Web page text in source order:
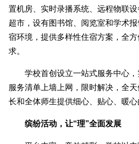
置机房、实时录播系统、远程物联
超市，设有图书馆、阅览室和学术
宿环境，提供多样性住宿方案，全
求。
学校首创设立一站式服务中心
服务清单上墙上网，限时解决，全
长和全体师生提供细心、贴心、暖心
缤纷活动，让“理”全面发展